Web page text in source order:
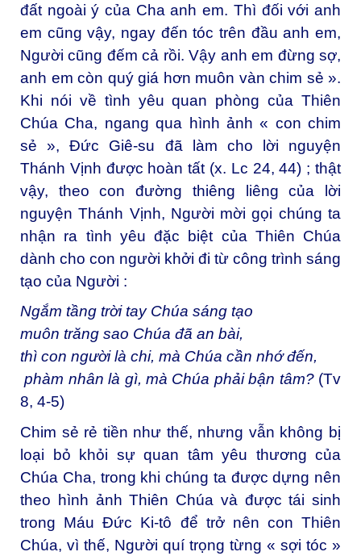
đất ngoài ý của Cha anh em. Thì đối với anh
em cũng vậy, ngay đến tóc trên đầu anh em,
Người cũng đếm cả rồi. Vậy anh em đừng sợ,
anh em còn quý giá hơn muôn vàn chim sẻ ».
Khi nói về tình yêu quan phòng của Thiên
Chúa Cha, ngang qua hình ảnh « con chim
sẻ », Đức Giê-su đã làm cho lời nguyện
Thánh Vịnh được hoàn tất (x. Lc 24, 44) ; thật
vậy, theo con đường thiêng liêng của lời
nguyện Thánh Vịnh, Người mời gọi chúng ta
nhận ra tình yêu đặc biệt của Thiên Chúa
dành cho con người khởi đi từ công trình sáng
tạo của Người :
Ngắm tầng trời tay Chúa sáng tạo
muôn trăng sao Chúa đã an bài,
thì con người là chi, mà Chúa cần nhớ đến,
phàm nhân là gì, mà Chúa phải bận tâm? (Tv
8, 4-5)
Chim sẻ rẻ tiền như thế, nhưng vẫn không bị
loại bỏ khỏi sự quan tâm yêu thương của
Chúa Cha, trong khi chúng ta được dựng nên
theo hình ảnh Thiên Chúa và được tái sinh
trong Máu Đức Ki-tô để trở nên con Thiên
Chúa, vì thế, Người quí trọng từng « sợi tóc »